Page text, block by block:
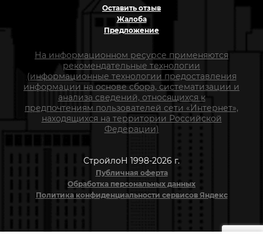
Оставить отзыв
Жалоба
Предложение
На информационном ресурсе применяются
рекомендательные технологии
(информационные технологии предоставления
информации на основе сбора, систематизации и
анализа сведений, относящихся к
предпочтениям пользователей сети «Интернет»,
находящихся на территории Российской
Федерации)
СтройлоН 1998-2026 г.
Публичная оферта
Обработка персональных данных
Политика конфиденциальности сервисов Яндекс